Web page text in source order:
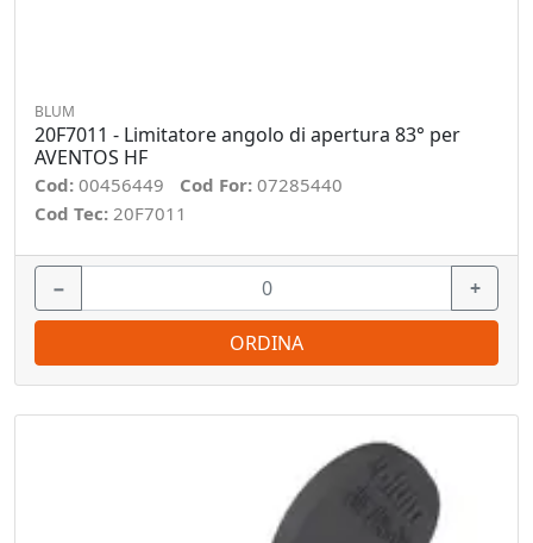
BLUM
20F7011 - Limitatore angolo di apertura 83° per
AVENTOS HF
Cod: 00456449 Cod For: 07285440
Cod Tec: 20F7011
− +
ORDINA